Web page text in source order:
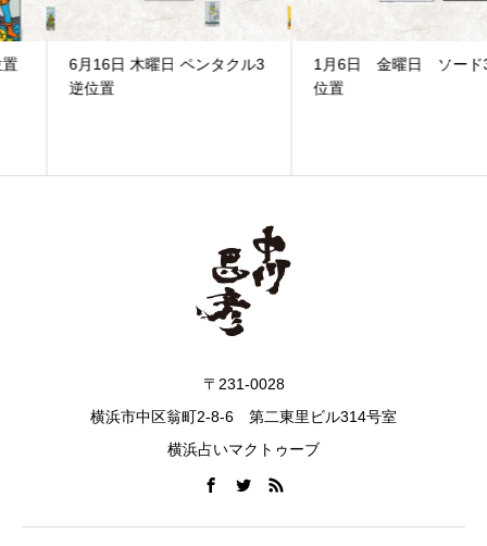
6月16日 木曜日 ペンタクル3
1月6日 金曜日 ソード3逆
〒231-0028
横浜市中区翁町2-8-6 第二東里ビル314号室
横浜占いマクトゥーブ